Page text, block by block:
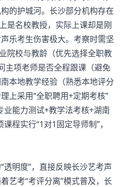
的护城河。长沙部分机构存在
是名校教授，实际上课却是刚
乐考生伤害极大。考察时需坚
院校与教龄（优先选择全职教
主项老师是否全程跟课（避免
本地教学经验（熟悉本地评分
上采用“全职聘用+定期考核”
业能力测试+教学法考核+湖南
程实行“1对1固定导师制”，
明度”，直接反映长沙艺考声
艺考“考评分离”模式普及，长